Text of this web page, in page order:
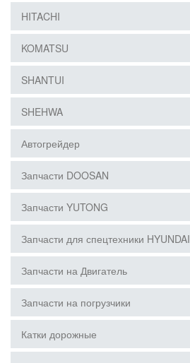
HITACHI
KOMATSU
SHANTUI
SHEHWA
Автогрейдер
Запчасти DOOSAN
Запчасти YUTONG
Запчасти для спецтехники HYUNDAI
Запчасти на Двигатель
Запчасти на погрузчики
Катки дорожные